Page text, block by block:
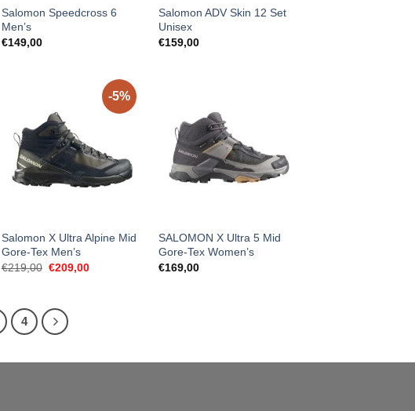
Salomon Speedcross 6
Men’s
€149,00
Salomon ADV Skin 12 Set
Unisex
€159,00
-5%
Salomon X Ultra Alpine Mid
Gore-Tex Men’s
€219,00 Original
€209,00Current
SALOMON X Ultra 5 Mid
Gore-Tex Women’s
€169,00
4